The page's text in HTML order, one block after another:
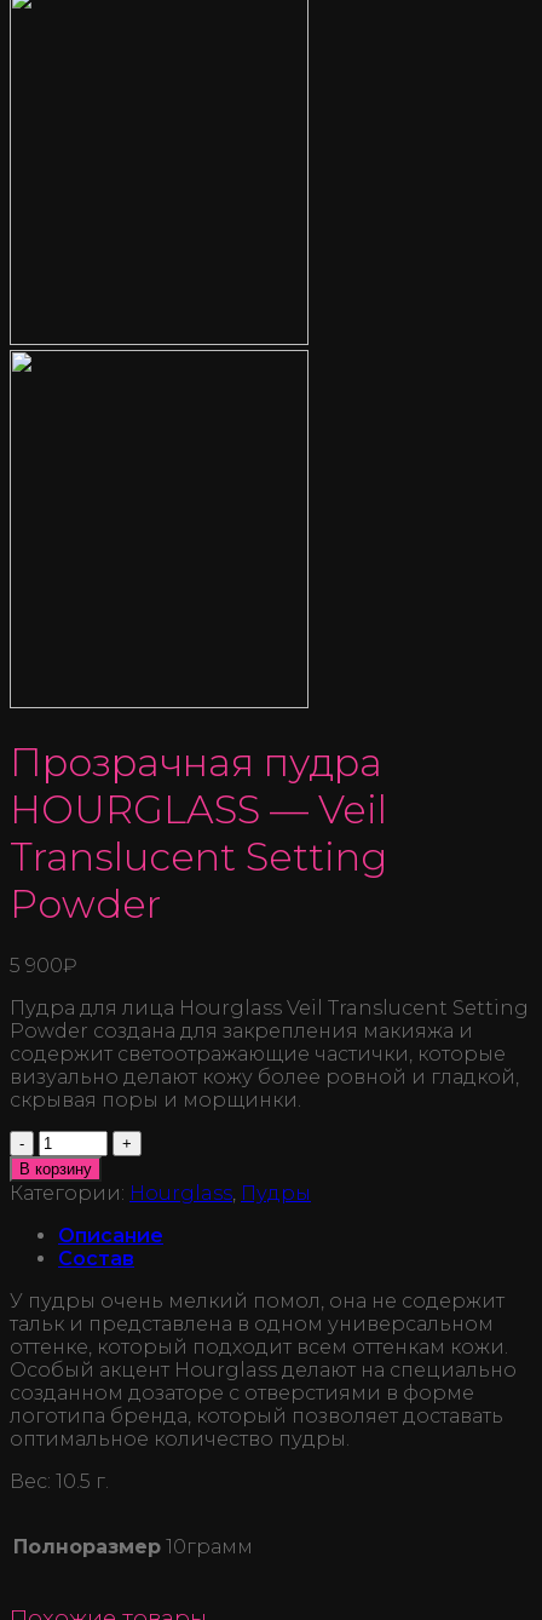
Прозрачная пудра
HOURGLASS — Veil
Translucent Setting
Powder
5 900₽
Пудра для лица Hourglass Veil Translucent Setting
Powder создана для закрепления макияжа и
содержит светоотражающие частички, которые
визуально делают кожу более ровной и гладкой,
скрывая поры и морщинки.
Количество
В корзину
Категории: Hourglass, Пудры
Описание
Состав
У пудры очень мелкий помол, она не содержит
тальк и представлена в одном универсальном
оттенке, который подходит всем оттенкам кожи.
Особый акцент Hourglass делают на специально
созданном дозаторе с отверстиями в форме
логотипа бренда, который позволяет доставать
оптимальное количество пудры.
Вес: 10.5 г.
Полноразмер 10грамм